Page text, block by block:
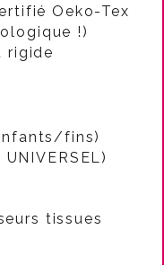
Oeko-Tex
!)
rigide
fins)
tissues